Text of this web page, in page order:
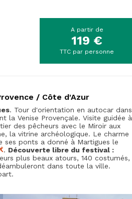
A partir de
119 €
TTC par personne
/ Côte d'Azur
. Tour d'orientation en autocar dans
la Venise Provençale. Visite guidée à
des pêcheurs avec le Miroir aux
la vitrine archéologique. Le charme
ses ponts a donné à Martigues le
. Découverte libre du festival :
plus beaux atours, 140 costumés,
dans toute la ville.